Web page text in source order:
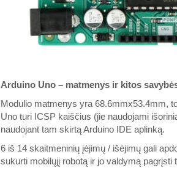
Arduino Uno – matmenys ir kitos
Modulio matmenys yra 68.6mmx53.4mm,
Uno turi ICSP kaiščius (jie naudojami
naudojant tam skirtą Arduino IDE aplinką.
6 iš 14 skaitmeninių įėjimų / išėjimų gali
sukurti mobilųjį robotą ir jo valdymą